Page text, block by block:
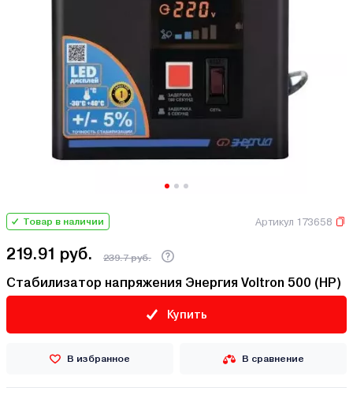
Товар в наличии Артикул 173658
219.91 руб. 239.7 руб.
Стабилизатор напряжения Энергия Voltron 500 (HP)
Купить
В избранное В сравнение